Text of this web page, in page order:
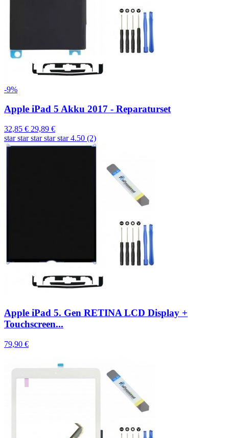
-9%
Apple iPad 5 Akku 2017 - Reparaturset
32,85 € 29,89 €
star star star star star 4.50 (2)
Apple iPad 5. Gen RETINA LCD Display +
Touchscreen...
79,90 €